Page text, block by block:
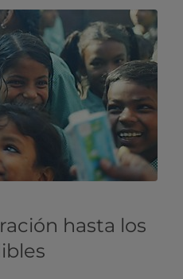
hasta los